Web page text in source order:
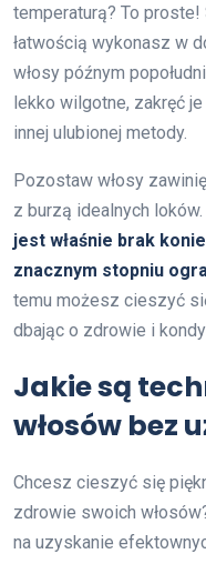
temperaturą? To
łatwością wykonasz w
włosy późnym
lekko wilgotne, zakręć
innej ulubionej metody.
Pozostaw włosy
z burzą idealnych loków.
jest właśnie brak
znacznym stopniu
temu możesz cieszyć
dbając o zdrowie i
Jakie są
włosów bez
Chcesz cieszyć się
zdrowie swoich
na uzyskanie